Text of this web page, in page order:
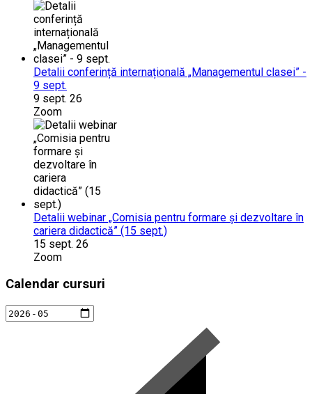
Detalii conferință internațională „Managementul clasei” -
9 sept.
9 sept. 26
Zoom
Detalii webinar „Comisia pentru formare și dezvoltare în
cariera didactică” (15 sept.)
15 sept. 26
Zoom
Calendar cursuri